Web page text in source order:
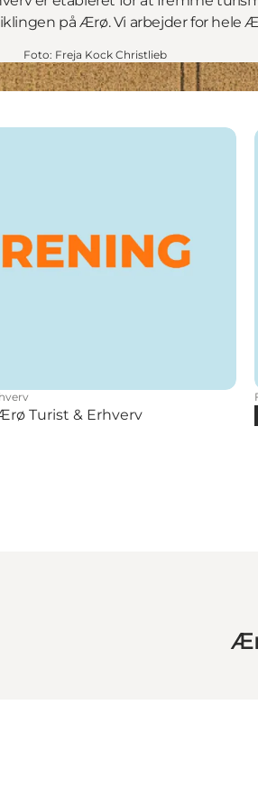
på Ærø. Vi arbejder for hele
Foto: Freja Kock Christlieb
Turist & Erhverv